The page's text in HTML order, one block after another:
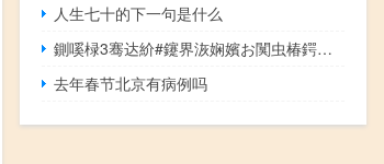
人生七十的下一句是什么
鍘嗘椂3骞达紒#鑳界洃娴嬪お闃虫椿鍔ㄧ殑鍗冪溂澶╃彔姝ｅ紡寤烘垚# 到底什么情况嘞
去年春节北京有病例吗